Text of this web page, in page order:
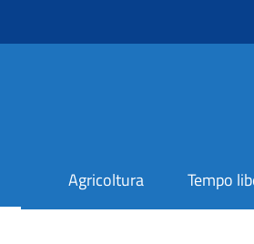
Agricoltura Tempo